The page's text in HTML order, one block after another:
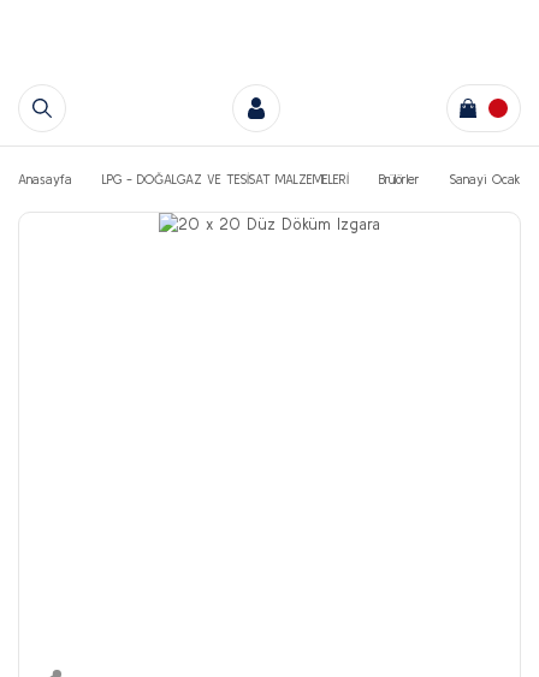
Anasayfa LPG - DOĞALGAZ VE TESİSAT MALZEMELERİ Brülörler Sanayi Ocak